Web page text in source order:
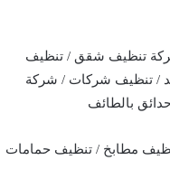
تنظيف شقق / تنظيف
/ تنظيف شركات / شركة
بالطائف
مطابخ / تنظيف حمامات